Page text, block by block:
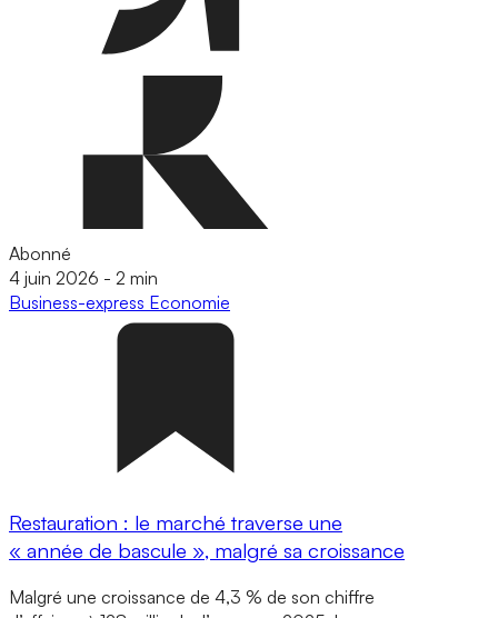
Abonné
4 juin 2026 - 2 min
Business-express Economie
Restauration : le marché traverse une
« année de bascule », malgré sa croissance
Malgré une croissance de 4,3 % de son chiffre